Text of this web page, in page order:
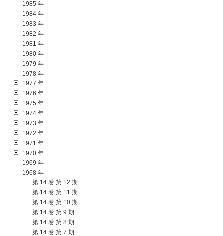
1985 年
1984 年
1983 年
1982 年
1981 年
1980 年
1979 年
1978 年
1977 年
1976 年
1975 年
1974 年
1973 年
1972 年
1971 年
1970 年
1969 年
1968 年
第 14 卷 第 12 期
第 14 卷 第 11 期
第 14 卷 第 10 期
第 14 卷 第 9 期
第 14 卷 第 8 期
第 14 卷 第 7 期